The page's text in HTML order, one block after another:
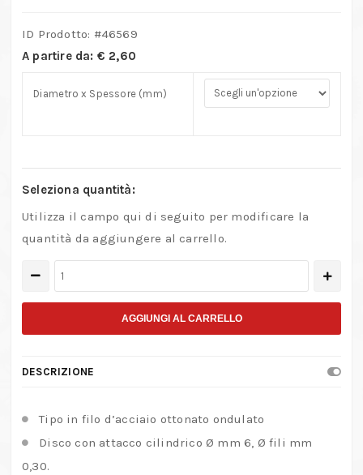
ID Prodotto: #46569
A partire da: € 2,60
Diametro x Spessore (mm)
Seleziona quantità:
Utilizza il campo qui di seguito per modificare la
quantità da aggiungere al carrello.
Spazzole
d'acciaio
ondulato
AGGIUNGI AL CARRELLO
DESCRIZIONE
Tipo in filo d’acciaio ottonato ondulato
Disco con attacco cilindrico Ø mm 6, Ø fili mm
0,30.